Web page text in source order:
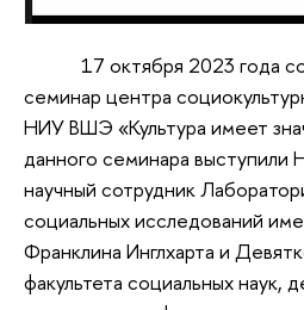
17 октября 2023 года
семинар центра
НИУ ВШЭ «Культура имеет
данного семинара выступили
научный сотрудник
социальных исследований
Франклина Инглхарта и
факультета социальных наук,